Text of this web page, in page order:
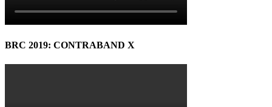
BRC 2019: CONTRABAND X